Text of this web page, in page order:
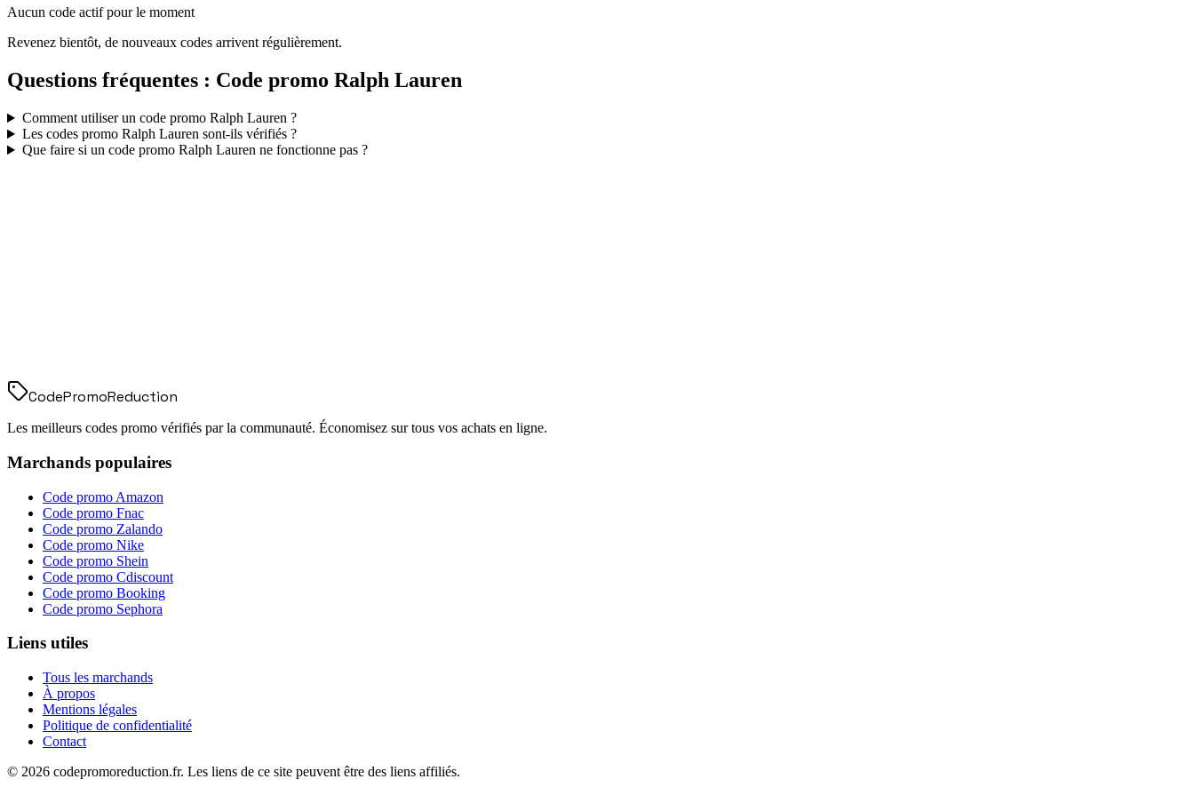
Aucun code actif pour le moment
Revenez bientôt, de nouveaux codes arrivent régulièrement.
Questions fréquentes : Code promo Ralph Lauren
Comment utiliser un code promo Ralph Lauren ?
Les codes promo Ralph Lauren sont-ils vérifiés ?
Que faire si un code promo Ralph Lauren ne fonctionne pas ?
CodePromoReduction
Les meilleurs codes promo vérifiés par la communauté. Économisez sur tous vos achats en ligne.
Marchands populaires
Code promo Amazon
Code promo Fnac
Code promo Zalando
Code promo Nike
Code promo Shein
Code promo Cdiscount
Code promo Booking
Code promo Sephora
Liens utiles
Tous les marchands
À propos
Mentions légales
Politique de confidentialité
Contact
© 2026 codepromoreduction.fr. Les liens de ce site peuvent être des liens affiliés.